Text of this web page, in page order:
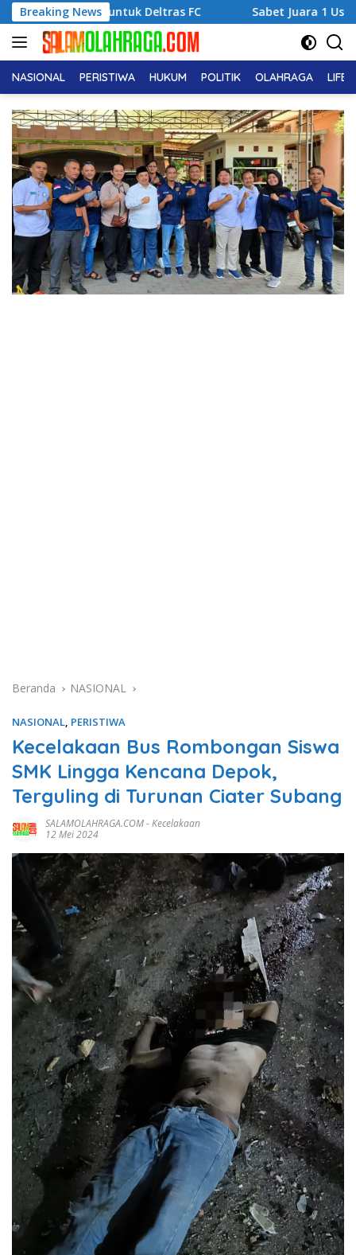
Langsung
ke
konten
Breaking News
Deltras FC Sabet Juara 1 Usia Dini, Adena Zahra
NASIONAL PERISTIWA HUKUM POLITIK OLAHRAGA
Beranda NASIONAL
NASIONAL, PERISTIWA
Kecelakaan Bus Rombongan Siswa
SMK Lingga Kencana Depok,
Terguling di Turunan Ciater Subang
SALAMOLAHRAGA.COM-Kecelakaan
12 Mei 2024